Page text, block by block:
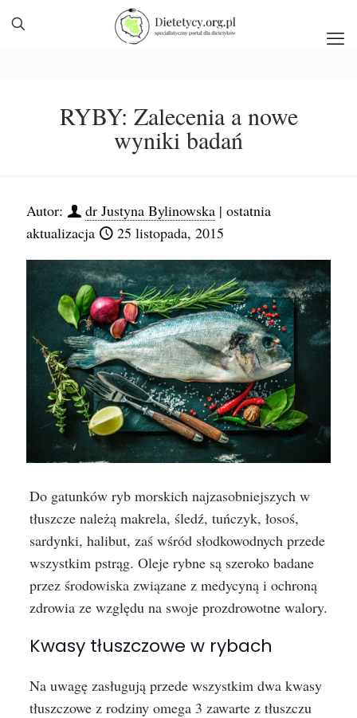
RYBY: Zalecenia a nowe
wyniki badań
Autor: dr Justyna Bylinowska | ostatnia
aktualizacja
25 listopada, 2015
Do gatunków ryb morskich najzasobniejszych w
tłuszcze należą makrela, śledź, tuńczyk, łosoś,
sardynki, halibut, zaś wśród słodkowodnych przede
wszystkim pstrąg. Oleje rybne są szeroko badane
przez środowiska związane z medycyną i ochroną
zdrowia ze względu na swoje prozdrowotne walory.
Kwasy tłuszczowe w rybach
Na uwagę zasługują przede wszystkim dwa kwasy
tłuszczowe z rodziny omega 3 zawarte z tłuszczu